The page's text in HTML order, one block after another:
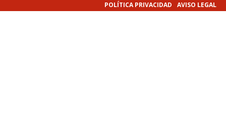
POLÍTICA PRIVACIDAD AVISO LEGAL